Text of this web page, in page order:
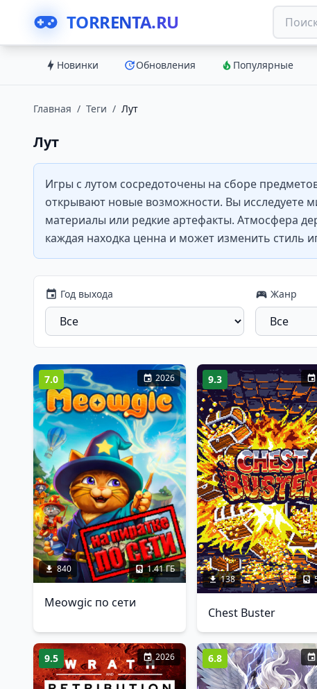
TORRENTA.RU
Новинки Обновления Популярные
Главная / Теги / Лут
Лут
Игры с лутом сосредоточены на сборе
открывают новые возможности. Вы исследуете
материалы или редкие артефакты. Атмосфера
каждая находка ценна и может изменить стиль
Год выхода Жанр
7.0 2026
840 1.41 ГБ
Meowgic по сети
9.3
138
Chest Buster
9.5 2026 6.8